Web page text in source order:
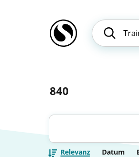
840
Relevanz Datum